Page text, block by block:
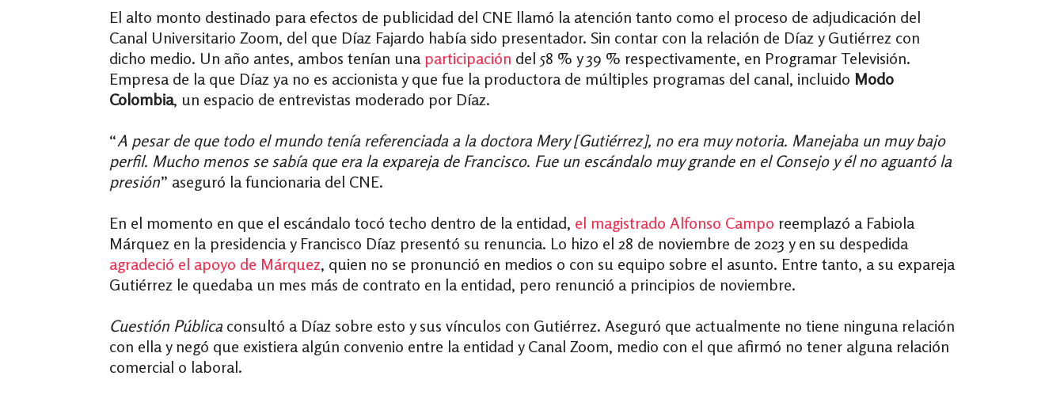
El alto monto destinado para efectos de publicidad del CNE llamó la atención tanto como el proceso de adjudicación del
Canal Universitario Zoom, del que Díaz Fajardo había sido presentador. Sin contar con la relación de Díaz y Gutiérrez con
dicho medio. Un año antes, ambos tenían una participación del 58 % y 39 % respectivamente, en Programar Televisión.
Empresa de la que Díaz ya no es accionista y que fue la productora de múltiples programas del canal, incluido Modo
Colombia, un espacio de entrevistas moderado por Díaz.
“A pesar de que todo el mundo tenía referenciada a la doctora Mery [Gutiérrez], no era muy notoria. Manejaba un muy bajo
perfil. Mucho menos se sabía que era la expareja de Francisco. Fue un escándalo muy grande en el Consejo y él no aguantó la
presión” aseguró la funcionaria del CNE.
En el momento en que el escándalo tocó techo dentro de la entidad, el magistrado Alfonso Campo reemplazó a Fabiola
Márquez en la presidencia y Francisco Díaz presentó su renuncia. Lo hizo el 28 de noviembre de 2023 y en su despedida
agradeció el apoyo de Márquez, quien no se pronunció en medios o con su equipo sobre el asunto. Entre tanto, a su expareja
Gutiérrez le quedaba un mes más de contrato en la entidad, pero renunció a principios de noviembre.
Cuestión Pública consultó a Díaz sobre esto y sus vínculos con Gutiérrez. Aseguró que actualmente no tiene ninguna relación
con ella y negó que existiera algún convenio entre la entidad y Canal Zoom, medio con el que afirmó no tener alguna relación
comercial o laboral.